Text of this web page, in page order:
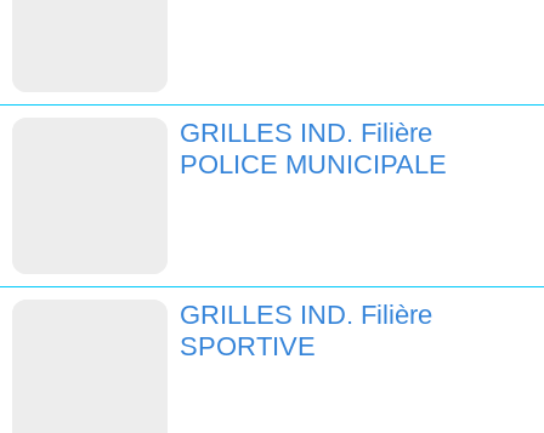
GRILLES IND. Filière
POLICE MUNICIPALE
GRILLES IND. Filière
SPORTIVE